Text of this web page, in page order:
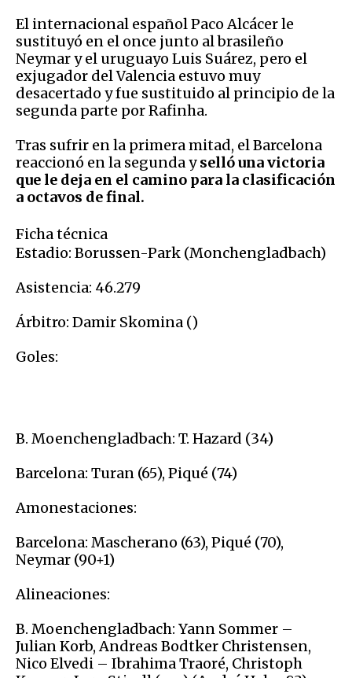
El internacional español Paco Alcácer le
sustituyó en el once junto al brasileño
Neymar y el uruguayo Luis Suárez, pero el
exjugador del Valencia estuvo muy
desacertado y fue sustituido al principio de la
segunda parte por Rafinha.
Tras sufrir en la primera mitad, el Barcelona
reaccionó en la segunda yselló una victoria
que le deja en el camino para la clasificación
a octavos de final.
Ficha técnica
Estadio: Borussen-Park (Monchengladbach)
Asistencia: 46.279
Árbitro: Damir Skomina ()
Goles:
B. Moenchengladbach: T. Hazard (34)
Barcelona: Turan (65), Piqué (74)
Amonestaciones:
Barcelona: Mascherano (63), Piqué (70),
Neymar (90+1)
Alineaciones:
B. Moenchengladbach: Yann Sommer –
Julian Korb, Andreas Bodtker Christensen,
Nico Elvedi – Ibrahima Traoré, Christoph